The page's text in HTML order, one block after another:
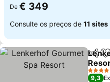
De € 349
Consulte os preços de 11 sites
Ver
5
9,3